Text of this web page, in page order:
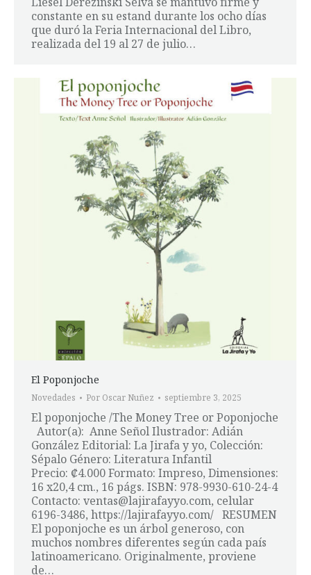
constante en su estand durante los ocho días
que duró la Feria Internacional del Libro,
realizada del 19 al 27 de julio…
El Poponjoche
Novedades Por Oscar Nuñez septiembre 3, 2025
El poponjoche /The Money Tree or Poponjoche
Autor(a): Anne Señol Ilustrador: Adián
González Editorial: La Jirafa y yo, Colección:
Sépalo Género: Literatura Infantil
Precio: ₡4.000 Formato: Impreso, Dimensiones:
16 x20,4 cm., 16 págs. ISBN: 978-9930-610-24-4
Contacto: ventas@lajirafayyo.com, celular
6196-3486, https://lajirafayyo.com/ RESUMEN
El poponjoche es un árbol generoso, con
muchos nombres diferentes según cada país
latinoamericano. Originalmente, proviene
de…